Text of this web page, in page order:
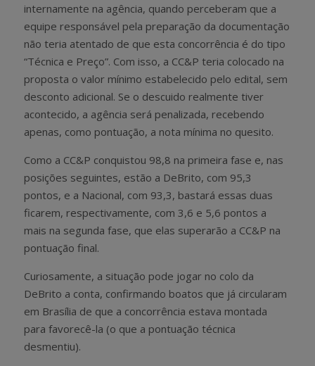
internamente na agência, quando perceberam que a
equipe responsável pela preparação da documentação
não teria atentado de que esta concorrência é do tipo
“Técnica e Preço”. Com isso, a CC&P teria colocado na
proposta o valor mínimo estabelecido pelo edital, sem
desconto adicional. Se o descuido realmente tiver
acontecido, a agência será penalizada, recebendo
apenas, como pontuação, a nota mínima no quesito.
Como a CC&P conquistou 98,8 na primeira fase e, nas
posições seguintes, estão a DeBrito, com 95,3
pontos, e a Nacional, com 93,3, bastará essas duas
ficarem, respectivamente, com 3,6 e 5,6 pontos a
mais na segunda fase, que elas superarão a CC&P na
pontuação final.
Curiosamente, a situação pode jogar no colo da
DeBrito a conta, confirmando boatos que já circularam
em Brasília de que a concorrência estava montada
para favorecê-la (o que a pontuação técnica
desmentiu).